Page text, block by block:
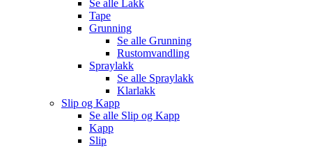
Se alle Lakk
Tape
Grunning
Se alle Grunning
Rustomvandling
Spraylakk
Se alle Spraylakk
Klarlakk
Slip og Kapp
Se alle Slip og Kapp
Kapp
Slip